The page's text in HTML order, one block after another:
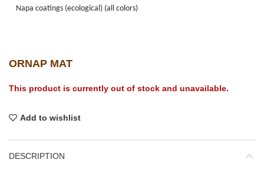
Napa coatings (ecological) (all colors)
ORNAP MAT
This product is currently out of stock and unavailable.
Add to wishlist
DESCRIPTION